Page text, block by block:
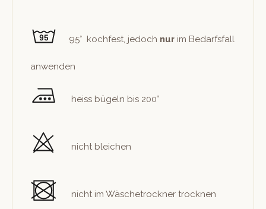
95° kochfest, jedoch nur im Bedarfs­fall
anwenden
heiss bügeln bis 200°
nicht bleichen
nicht im Wäschetrock­n­er trocknen